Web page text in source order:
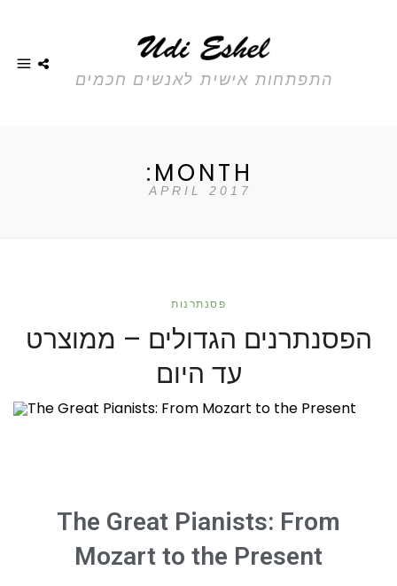
התפתחות אישית לאנשים חכמים
MONTH:
APRIL 2017
פסנתרנות
הפסנתרנים הגדולים – ממוצרט
עד היום
The Great Pianists: From
Mozart to the Present